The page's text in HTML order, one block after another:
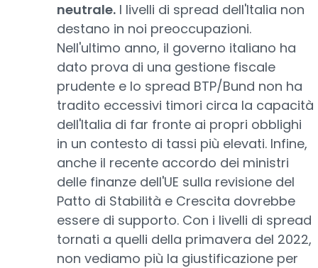
neutrale. I livelli di spread dell'Italia non
destano in noi preoccupazioni.
Nell'ultimo anno, il governo italiano ha
dato prova di una gestione fiscale
prudente e lo spread BTP/Bund non ha
tradito eccessivi timori circa la capacità
dell'Italia di far fronte ai propri obblighi
in un contesto di tassi più elevati. Infine,
anche il recente accordo dei ministri
delle finanze dell'UE sulla revisione del
Patto di Stabilità e Crescita dovrebbe
essere di supporto. Con i livelli di spread
tornati a quelli della primavera del 2022,
non vediamo più la giustificazione per